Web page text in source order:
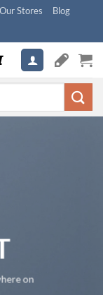
Our Stores
Blog
on